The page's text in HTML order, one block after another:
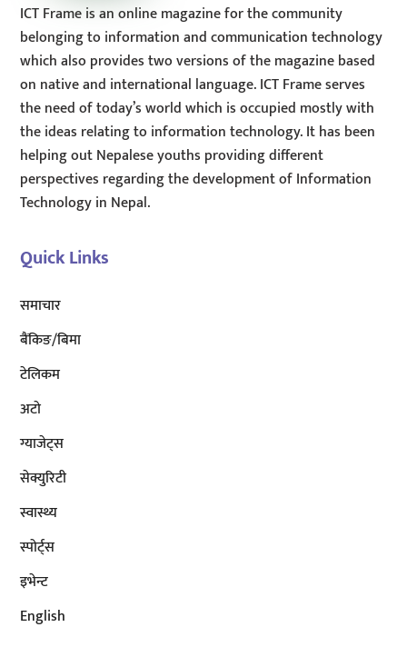
ICT Frame is an online magazine for the community
belonging to information and communication technology
which also provides two versions of the magazine based
on native and international language. ICT Frame serves
the need of today’s world which is occupied mostly with
the ideas relating to information technology. It has been
helping out Nepalese youths providing different
perspectives regarding the development of Information
Technology in Nepal.
Quick Links
समाचार
बैंकिङ/बिमा
टेलिकम
अटाे
ग्याजेट्स
सेक्युरिटी
स्वास्थ्य
स्पोर्ट्स
इभेन्ट
English